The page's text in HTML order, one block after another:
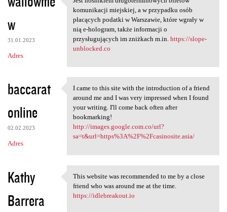
w
31.01.2023
Adres
Jest nośnikiem
komunikacji miejskiej, a w przypadku osób
płacących podatki w Warszawie, które wgrały w
nią e-hologram, także informacji o
przysługujących im zniżkach m.in. https://slope-
unblocked.co
baccarat
online
02.02.2023
Adres
I came to this site with the
I came to this site with the introduction of a friend
around me and I was very impressed when I found
your writing. I'll come back often after
bookmarking!
http://images.google.com.co/url?
sa=t&url=https%3A%2F%2Fcasinosite.asia/
Kathy
Barrera
This website was recommended
This website was recommended to me by a close
friend who was around me at the time.
https://idlebreakout.io